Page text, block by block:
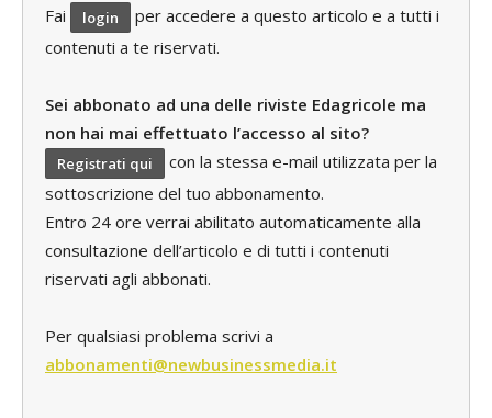
Fai
login
per accedere a questo articolo e a tutti i
contenuti a te riservati.
Sei abbonato ad una delle riviste Edagricole ma
non hai mai effettuato l’accesso al sito?
Registrati qui
con la stessa e-mail utilizzata per la
sottoscrizione del tuo abbonamento.
Entro 24 ore verrai abilitato automaticamente alla
consultazione dell’articolo e di tutti i contenuti
riservati agli abbonati.
Per qualsiasi problema scrivi a
abbonamenti@newbusinessmedia.it